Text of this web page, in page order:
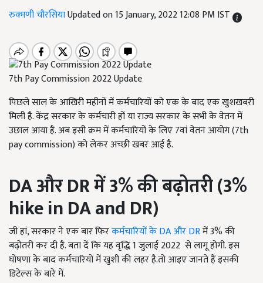
रुक्मणी चौरसियाUpdated on 15 January, 2022 12:08 PM IST
7th Pay Commission 2022 Update
पिछले साल के आखिरी महीनों में कर्मचारियों को एक के बाद एक खुशखबरी
मिली है. केंद्र सरकार के कर्मचारी हों या राज्य सरकार के सभी के वेतन में
उछाल आया है. अब इसी क्रम में कर्मचारियों के लिए 7वां वेतन आयोग (7th
pay commission) को लेकर अच्छी खबर आई है.
DAऔरDRमें3%की बढ़ोतरी (3%
hike in DA and DR)
जी हां, सरकार ने एक बार फिरकर्मचारियों के DA और DRमें 3% की
बढ़ोतरी कर दी है. बता दें कि यह वृद्धि 1 जुलाई 2022 से लागू होगी. इस
घोषणा के बाद कर्मचारियों में खुशी की लहर है.तो आइए जानते हैं इसकी
डिटेल्स के बारे में.